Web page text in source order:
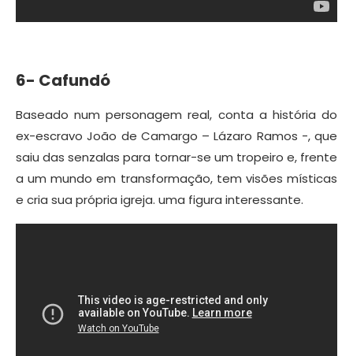
6- Cafundó
Baseado num personagem real, conta a história do
ex-escravo João de Camargo – Lázaro Ramos -, que
saiu das senzalas para tornar-se um tropeiro e, frente
a um mundo em transformação, tem visões místicas
e cria sua própria igreja. uma figura interessante.